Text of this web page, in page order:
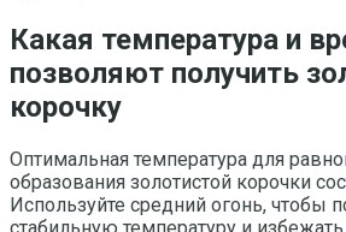
Какая температура и
позволяют получить
корочку
Оптимальная температура для
образования золотистой корочки
Используйте средний огонь, чтобы
стабильную температуру и избежать